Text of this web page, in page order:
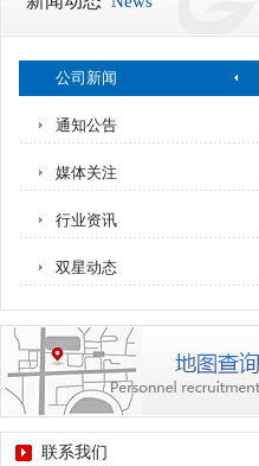
公司新闻
通知公告
媒体关注
行业资讯
双星动态
联系我们